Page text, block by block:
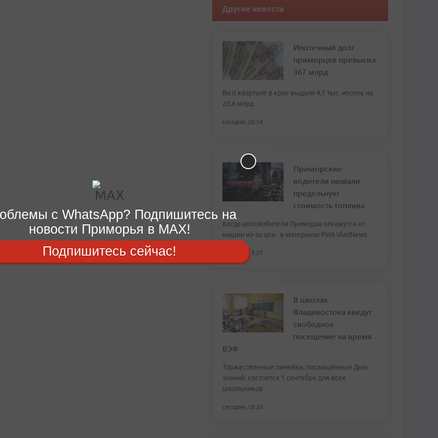
Другие новости
Ипотечный долг
приморцев превысил
367 млрд
Во II квартале в крае выдали 4,1 тыс. ипотек на
20,8 млрд
сегодня, 20:14
Приморские
водители назвали
предельную
стоимость топлива
Когда автолюбители Приморья откажутся от
машин из-за цен - в материале РИА VladNews
сегодня, 19:27
В школах
Владивостока введут
свободное
посещение на время
ВЭФ
Торжественные линейки, посвящённые Дню
знаний, состоятся 1 сентября для всех
школьников
сегодня, 18:26
с WhatsApp? Подпишитесь на
новости Приморья в MAX!
Подпишитесь сейчас!